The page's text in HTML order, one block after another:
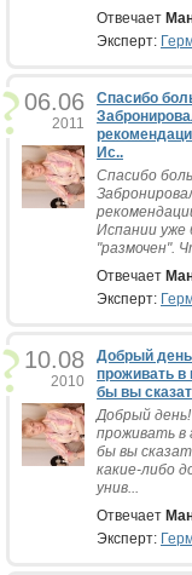
Отвечает
Эксперт:
06.06
2011
Спасибо
Ис..
Спасибо
Испании уже
"размочен".
Отвечает
Эксперт:
10.08
2010
Добрый
проживать в
бы вы
Добрый
проживать в
бы вы
какие-либо
унив...
Отвечает
Эксперт: